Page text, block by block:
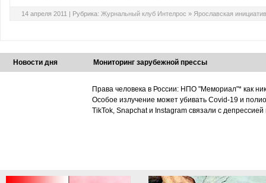
14 апреля 2011 | Рубрика: Журнальный клуб Интелрос » Ярославская
Новости дня Мониторинг зарубежной прессы
Права человека в России: НПО "Мемориал"* как
Особое излучение может убивать Covid-19 и
TikTok, Snapchat и Instagram связали с